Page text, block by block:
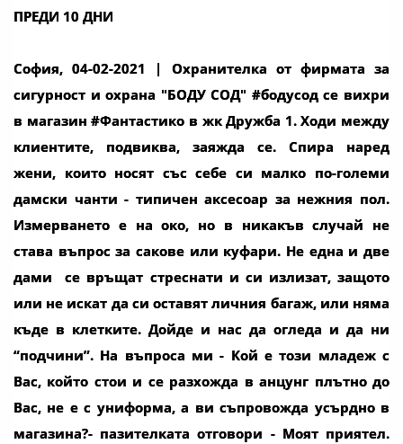
ПРЕДИ 10 ДНИ
София, 04-02-2021
| Охранителка от фирмата за
сигурност и охрана "БОДУ СОД" #бодусод се вихри
в магазин #Фантастико в жк Дружба 1. Ходи между
клиентите, подвиква, заяжда се. Спира наред
жени, които носят със себе си малко по-големи
дамски чанти - типичен аксесоар за нежния пол.
Измерването е на око, но в никакъв случай не
става въпрос за сакове или куфари. Не една и две
дами се връщат стреснати и си излизат, защото
или не искат да си оставят личния багаж, или няма
къде в клетките. Дойде и нас да огледа и да ни
“подчини”. На въпроса ми - Кой е този младеж с
Вас, който стои и се разхожда в анцунг плътно до
Вас, не е с униформа, а ви съпровожда усърдно в
магазина?- пазителката отговори - Моят приятел.